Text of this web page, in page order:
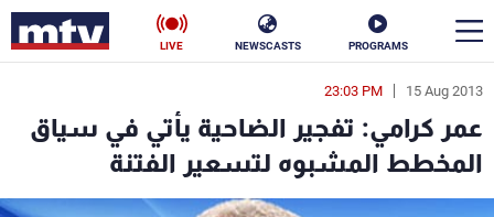
PROGRAMS
NEWSCASTS
LIVE
15 Aug 2013
23:03 PM
عمر كرامي: تفجير الضاحية يأتي في سياق
المخطط المشبوه لتسعير الفتنة
en
الأخبار
سياسة ناس